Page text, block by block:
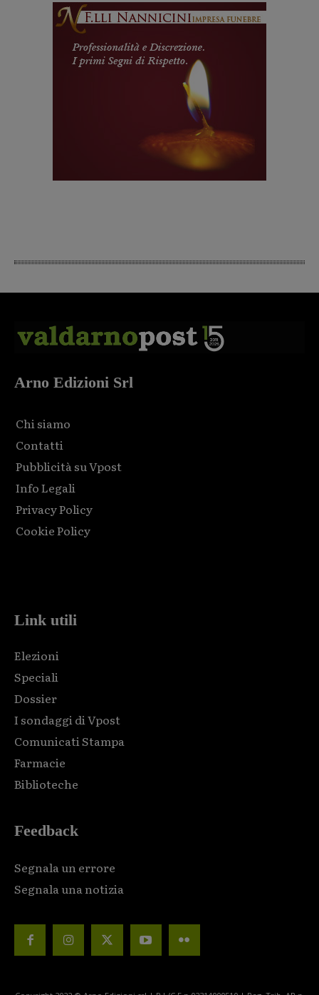
Arno Edizioni Srl
Chi siamo
Contatti
Pubblicità su Vpost
Info Legali
Privacy Policy
Cookie Policy
Link utili
Elezioni
Speciali
Dossier
I sondaggi di Vpost
Comunicati Stampa
Farmacie
Biblioteche
Feedback
Segnala un errore
Segnala una notizia